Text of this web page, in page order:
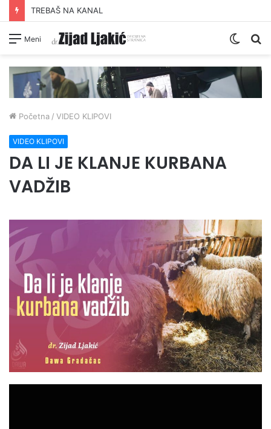
TREBAŠ NA KANAL
Meni
Switch
Početna / VIDEO KLIPOVI
VIDEO KLIPOVI
DA LI JE KLANJE KURBANA
VADŽIB